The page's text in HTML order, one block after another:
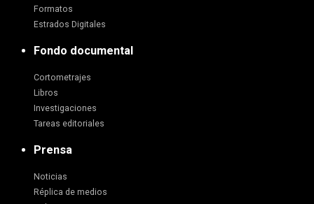
Formatos
Estrados Digitales
Fondo documental
Cortometrajes
Libros
Investigaciones
Tareas editoriales
Prensa
Noticias
Réplica de medios